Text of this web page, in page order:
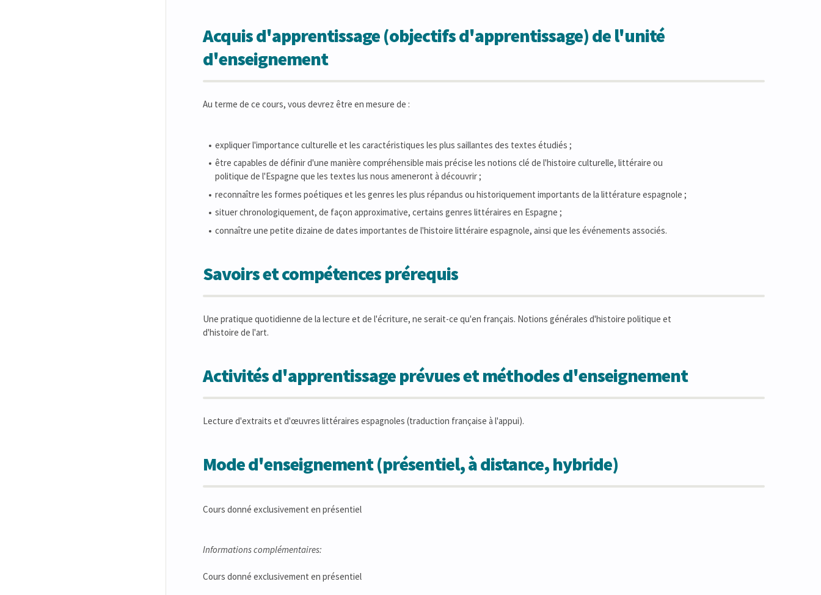
Acquis d'apprentissage (objectifs d'apprentissage) de l'unité
d'enseignement
Au terme de ce cours, vous devrez être en mesure de :
expliquer l'importance culturelle et les caractéristiques les plus saillantes des textes étudiés ;
être capables de définir d'une manière compréhensible mais précise les notions clé de l'histoire culturelle, littéraire ou
politique de l'Espagne que les textes lus nous ameneront à découvrir ;
reconnaître les formes poétiques et les genres les plus répandus ou historiquement importants de la littérature espagnole ;
situer chronologiquement, de façon approximative, certains genres littéraires en Espagne ;
connaître une petite dizaine de dates importantes de l'histoire littéraire espagnole, ainsi que les événements associés.
Savoirs et compétences prérequis
Une pratique quotidienne de la lecture et de l'écriture, ne serait-ce qu'en français. Notions générales d'histoire politique et
d'histoire de l'art.
Activités d'apprentissage prévues et méthodes d'enseignement
Lecture d'extraits et d'œuvres littéraires espagnoles (traduction française à l'appui).
Mode d'enseignement (présentiel, à distance, hybride)
Cours donné exclusivement en présentiel
Informations complémentaires:
Cours donné exclusivement en présentiel